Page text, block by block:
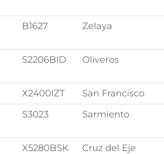
B1627 Zelaya
S2206BID Oliveros
X2400IZT San Francisco
S3023 Sarmiento
X5280BSK Cruz del Eje